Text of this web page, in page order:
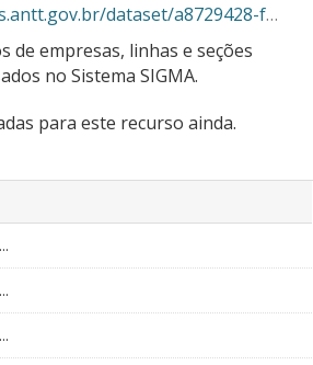
abe5-6e5f85aa9a03/resource/2530250d-e27c-4e4b-a4ed-051aeec4ef42/download/11-2025_servicos_paralisados_sigma.csv
de empresas, linhas e seções
no Sistema SIGMA.
para este recurso ainda.